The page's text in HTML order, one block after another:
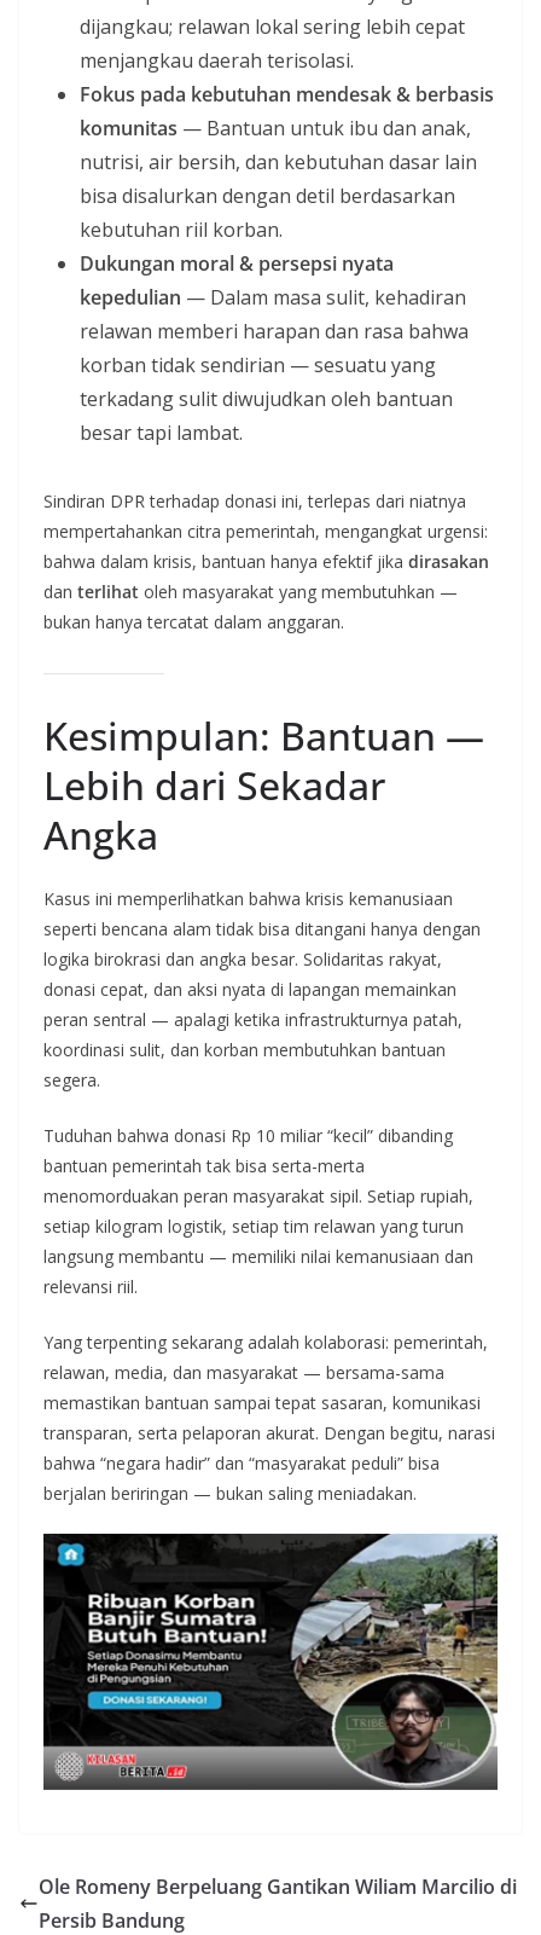
dijangkau; relawan lokal sering lebih cepat
menjangkau daerah terisolasi.
Fokus pada kebutuhan mendesak & berbasis
komunitas — Bantuan untuk ibu dan anak,
nutrisi, air bersih, dan kebutuhan dasar lain
bisa disalurkan dengan detil berdasarkan
kebutuhan riil korban.
Dukungan moral & persepsi nyata
kepedulian — Dalam masa sulit, kehadiran
relawan memberi harapan dan rasa bahwa
korban tidak sendirian — sesuatu yang
terkadang sulit diwujudkan oleh bantuan
besar tapi lambat.
Sindiran DPR terhadap donasi ini, terlepas dari niatnya
mempertahankan citra pemerintah, mengangkat urgensi:
bahwa dalam krisis, bantuan hanya efektif jika dirasakan
dan terlihat oleh masyarakat yang membutuhkan —
bukan hanya tercatat dalam anggaran.
Kesimpulan: Bantuan —
Lebih dari Sekadar
Angka
Kasus ini memperlihatkan bahwa krisis kemanusiaan
seperti bencana alam tidak bisa ditangani hanya dengan
logika birokrasi dan angka besar. Solidaritas rakyat,
donasi cepat, dan aksi nyata di lapangan memainkan
peran sentral — apalagi ketika infrastrukturnya patah,
koordinasi sulit, dan korban membutuhkan bantuan
segera.
Tuduhan bahwa donasi Rp 10 miliar “kecil” dibanding
bantuan pemerintah tak bisa serta-merta
menomorduakan peran masyarakat sipil. Setiap rupiah,
setiap kilogram logistik, setiap tim relawan yang turun
langsung membantu — memiliki nilai kemanusiaan dan
relevansi riil.
Yang terpenting sekarang adalah kolaborasi: pemerintah,
relawan, media, dan masyarakat — bersama-sama
memastikan bantuan sampai tepat sasaran, komunikasi
transparan, serta pelaporan akurat. Dengan begitu, narasi
bahwa “negara hadir” dan “masyarakat peduli” bisa
berjalan beriringan — bukan saling meniadakan.
Ole Romeny Berpeluang Gantikan Wiliam Marcilio di
Persib Bandung